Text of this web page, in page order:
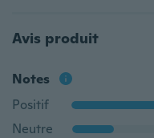
Avis produit
Notes
Positif
Neutre